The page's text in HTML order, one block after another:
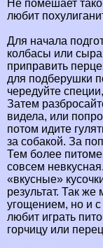
Не помешает
любит
Для начала
колбасы или
приправить
для подберушки
чередуйте
Затем
видела, или
потом идите
за собакой. За
Тем более
совсем
«вкусные»
результат. Так же
угощением, но и
любит играть
горчицу или